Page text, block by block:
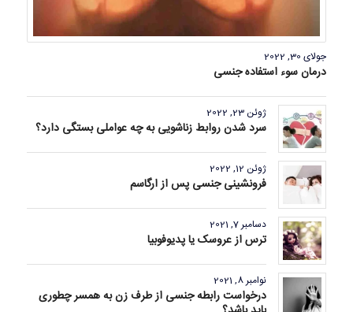
جولای 30, 2022
درمان سوء استفاده جنسی
ژوئن 23, 2022
سرد شدن روابط زناشویی به چه عواملی بستگی دارد؟
ژوئن 12, 2022
فرونشینی جنسی پس از ارگاسم
دسامبر 7, 2021
ترس از عروسک یا پدیوفوبیا
نوامبر 8, 2021
درخواست رابطه جنسی از طرف زن به همسر چطوری